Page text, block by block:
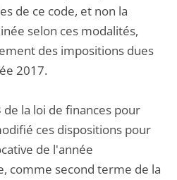
de ce code, et non la
selon ces modalités,
des impositions dues
2017.
la loi de finances pour
ces dispositions pour
de l'année
comme second terme de la